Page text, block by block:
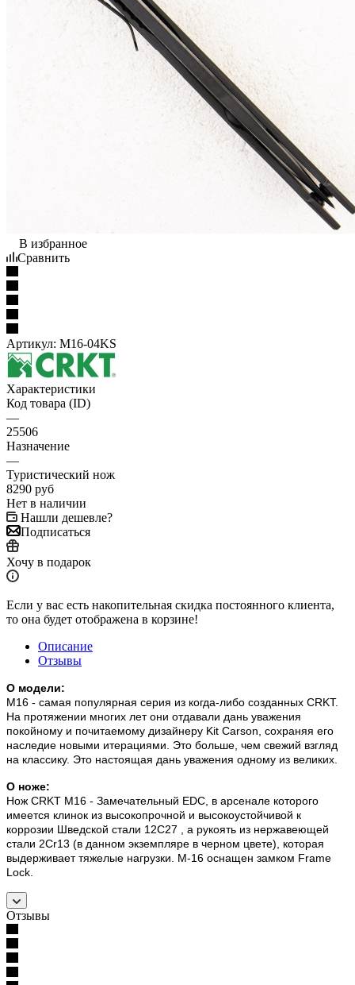
В избранное
Сравнить
Артикул: M16-04KS
Характеристики
Код товара (ID)
—
25506
Назначение
—
Туристический нож
8290 руб
Нет в наличии
Нашли дешевле?
Подписаться
Хочу в подарок
Если у вас есть накопительная скидка постоянного клиента,
то она будет отображена в корзине!
Описание
Отзывы
О модели:
M16 - самая популярная серия из когда-либо созданных CRKT.
На протяжении многих лет они отдавали дань уважения
покойному и почитаемому дизайнеру Kit Carson, сохраняя его
наследие новыми итерациями. Это больше, чем свежий взгляд
на классику. Это настоящая дань уважения одному из великих.
О ноже:
Нож CRKT M16 - Замечательный EDC, в арсенале которого
имеется клинок из высокопрочной и высокоустойчивой к
коррозии Шведской стали 12C27 , а рукоять из нержавеющей
стали 2Cr13 (в данном экземпляре в черном цвете), которая
выдерживает тяжелые нагрузки. M-16 оснащен замком Frame
Lock.
Отзывы